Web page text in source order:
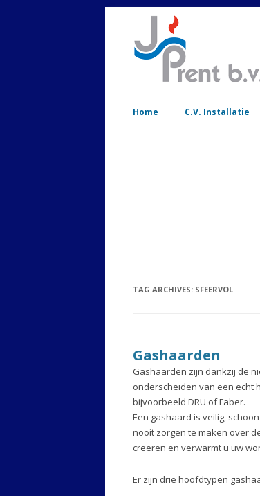
Home C.V. Installatie
TAG ARCHIVES: SFEERVOL
Gashaarden
Gashaarden zijn dankzij de
onderscheiden van een echt
bijvoorbeeld DRU of Faber.
Een gashaard is veilig,
nooit zorgen te maken over
creëren en verwarmt u uw
Er zijn drie hoofdtypen